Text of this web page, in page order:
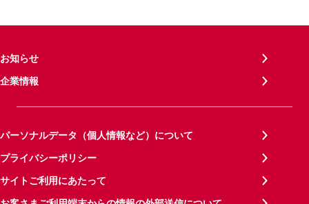
お知らせ
企業情報
パーソナルデータ（個人情報など）について
プライバシーポリシー
サイトご利用にあたって